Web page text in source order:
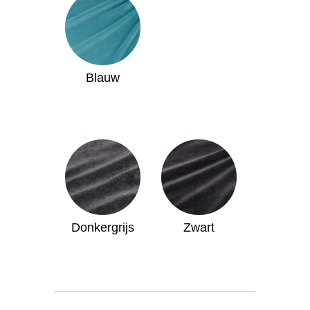
Blauw
Donkergrijs Zwart